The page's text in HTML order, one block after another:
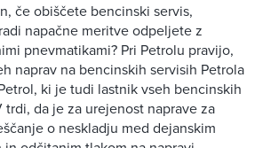
če obiščete bencinski servis,
napačne meritve odpeljete z
pnevmatikami? Pri Petrolu pravijo,
naprav na bencinskih servisih Petrola
ki je tudi lastnik vseh bencinskih
trdi, da je za urejenost naprave za
o neskladju med dejanskim